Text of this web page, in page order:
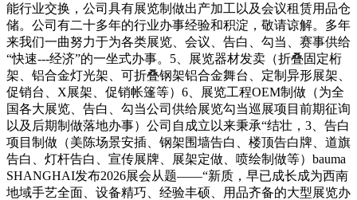
能行业交换，公司具有展览制做出产加工以及会议租赁用品仓
储。公司有二十多年的行业办事经验和积淀，敬请谅解。多年
来我们一曲努力于为各类展览、会议、告白、勾当、赛事供给
“快速---经济”的一坐式办事。5、展览器材发卖（折叠固定桁
架、铝合金灯光架、可折叠钢架铝合金舞台、定制异形展架、
促销台、X展架、促销帐篷等）6、展览工程OEM制做（为全
国各大展览、告白、勾当公司供给展览勾当巡展项目前期征询
以及后期制做落地办事）公司自成立以来秉承“结壮，3、告白
项目制做（美陈场景安插、钢架围墙告白、楼顶告白牌、道旗
告白、灯杆告白、宣传展牌、展架定做、喷绘制做等）bauma
SHANGHAI发布2026展会从题——“新质，早已成长成为西南
地域手艺全面、设备精巧、经验丰硕、用品齐备的大型展览办